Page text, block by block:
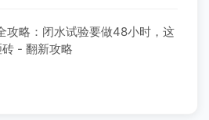
攻略：闭水试验要做48小时，这
- 翻新攻略